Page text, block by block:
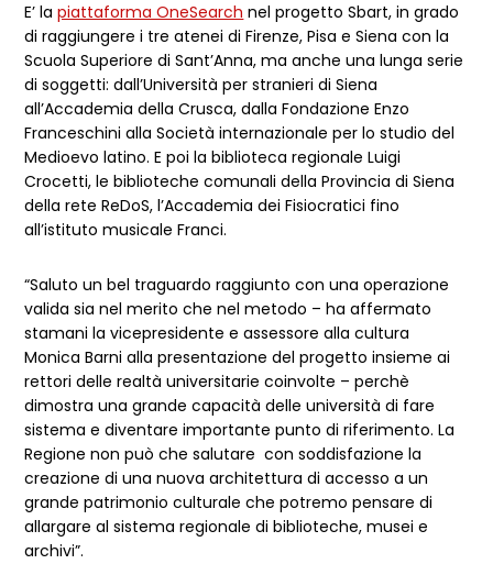
E’ lapiattaforma OneSearch nel progetto Sbart, in grado
di raggiungere i tre atenei di Firenze, Pisa e Siena con la
Scuola Superiore di Sant’Anna, ma anche una lunga serie
di soggetti: dall’Università per stranieri di Siena
all’Accademia della Crusca, dalla Fondazione Enzo
Franceschini alla Società internazionale per lo studio del
Medioevo latino. E poi la biblioteca regionale Luigi
Crocetti, le biblioteche comunali della Provincia di Siena
della rete ReDoS, l’Accademia dei Fisiocratici fino
all’istituto musicale Franci.
“Saluto un bel traguardo raggiunto con una operazione
valida sia nel merito che nel metodo – ha affermato
stamani la vicepresidente e assessore alla cultura
Monica Barni alla presentazione del progetto insieme ai
rettori delle realtà universitarie coinvolte – perchè
dimostra una grande capacità delle università di fare
sistema e diventare importante punto di riferimento. La
Regione non può che salutare con soddisfazione la
creazione di una nuova architettura di accesso a un
grande patrimonio culturale che potremo pensare di
allargare al sistema regionale di biblioteche, musei e
archivi”.